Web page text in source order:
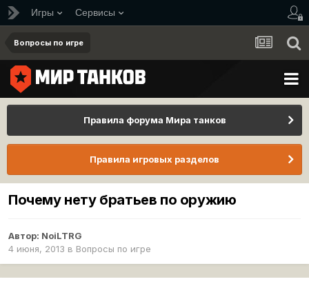
Игры Сервисы
Вопросы по игре
Правила форума Мира танков
Правила игровых разделов
Почему нету братьев по оружию
Автор: NoiLTRG
4 июня, 2013 в Вопросы по игре